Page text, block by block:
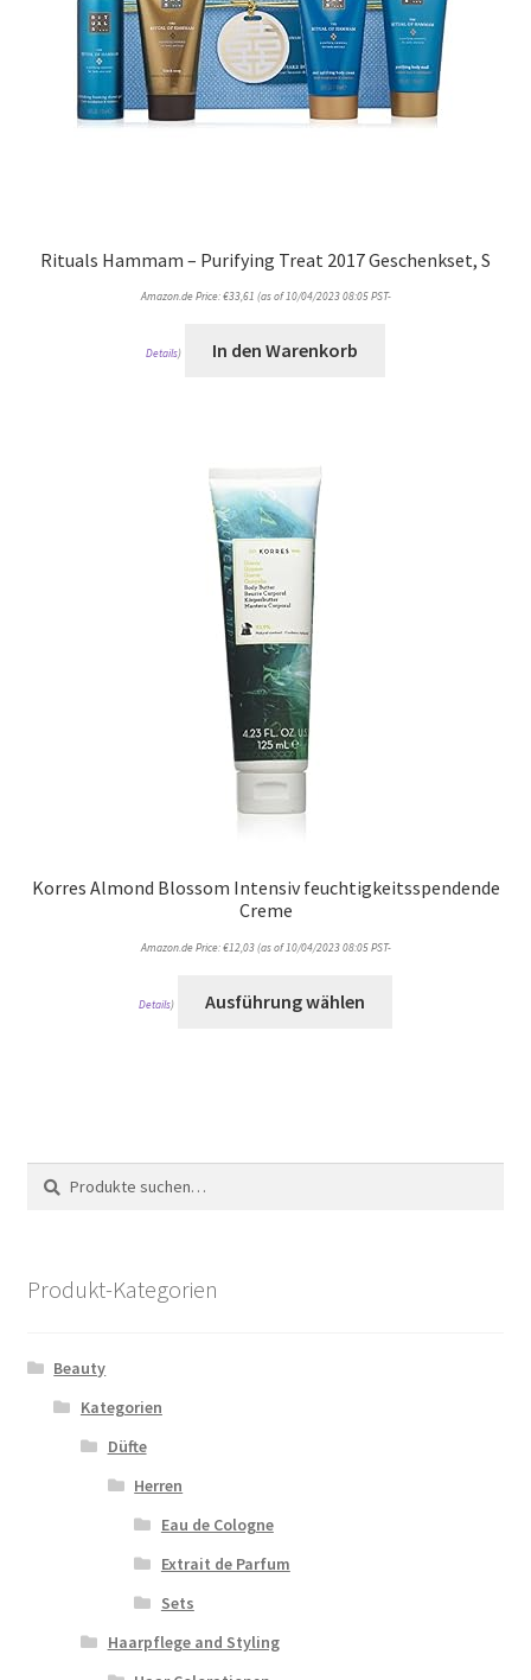
Rituals Hammam – Purifying Treat 2017 Geschenkset, S
Amazon.de Price:€33,61 (as of 10/04/2023 08:05 PST-
Details) In den Warenkorb
Korres Almond Blossom Intensiv feuchtigkeitsspendende
Creme
Amazon.de Price:€12,03(as of 10/04/2023 08:05 PST-
Details) Ausführung wählen
Suche
nach:
Suche
Produkt-Kategorien
Beauty
Kategorien
Düfte
Herren
Eau de Cologne
Extrait de Parfum
Sets
Haarpflege and Styling